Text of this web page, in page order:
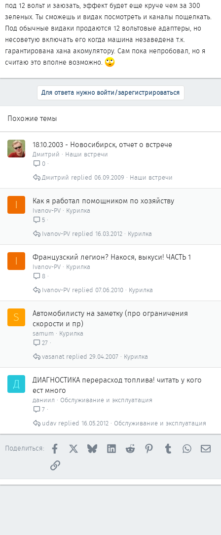
под 12 вольт и заюзать, эффект будет еще круче чем за 300
зеленых. Ты сможешь и видак посмотреть и каналы пощелкать.
Под обычные видаки продаются 12 вольтовые адаптеры, но
несоветую включать его когда машина незаведена т.к.
гарантирована хана акомулятору. Сам пока непробовал, но я
считаю это вполне возможно.
Для ответа нужно войти/зарегистрироваться
Похожие темы
18.10.2003 - Новосибирск, отчет о встрече
Дмитрий
Наши встречи
0
Наши встречи
06.09.2009
Дмитрий
I Как я работал помощником по хозяйству
Ivanov-PV
Курилка
5
Курилка
16.03.2012
Ivanov-PV
I Французский легион? Накося, выкуси! ЧАСТЬ 1
Ivanov-PV
Курилка
8
Курилка
07.06.2010
Ivanov-PV
S
Автомобилисту на заметку (про ограничения
скорости и пр)
samum
Курилка
27
Курилка
29.04.2007
vasanat
Д
ДИАГНОСТИКА перерасход топлива! читать у кого
ест много
даниил
Обслуживание и эксплуатация
7
Обслуживание и эксплуатация
16.05.2012
udav
Поделиться: Facebook BlueskyLinkedInReddit PinterestTumblr
Ссылка